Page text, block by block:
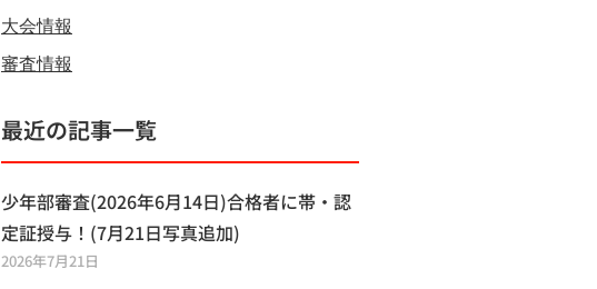
大会情報
審査情報
最近の記事一覧
少年部審査(2026年6月14日)合格者に帯・認
定証授与！(7月21日写真追加)
2026年7月21日